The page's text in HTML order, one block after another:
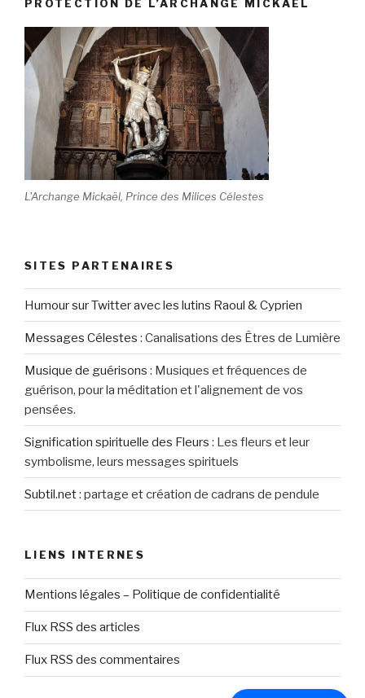
PROTECTION DE L’ARCHANGE MICKAËL
L'Archange Mickaël, Prince des Milices Célestes
SITES PARTENAIRES
Humour sur Twitter avec les lutins Raoul & Cyprien
Messages Célestes : Canalisations des Êtres de Lumière
Musique de guérisons : Musiques et fréquences de
guérison, pour la méditation et l'alignement de vos
pensées.
Signification spirituelle des Fleurs : Les fleurs et leur
symbolisme, leurs messages spirituels
Subtil.net: partage et création de cadrans de pendule
LIENS INTERNES
Mentions légales – Politique de confidentialité
Flux RSS des articles
Flux RSS des commentaires